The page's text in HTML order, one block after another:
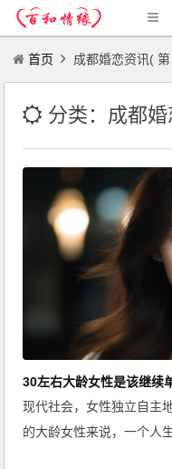
首页 成都婚恋资讯(
分类：成都
30左右大龄女性是该继续
现代社会，女性独立自主
的大龄女性来说，一个人